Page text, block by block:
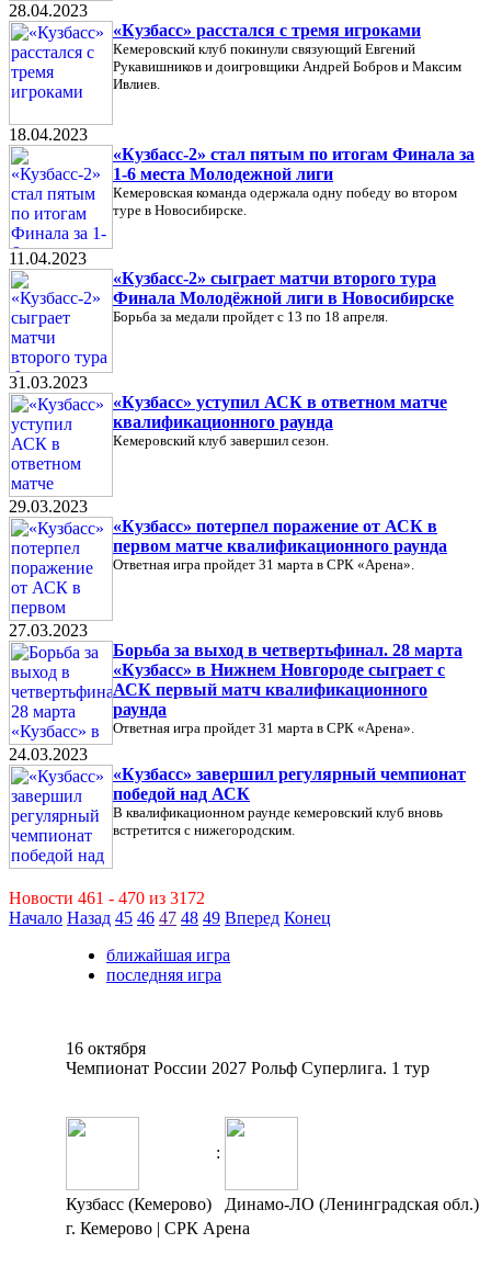
28.04.2023
«Кузбасс» расстался с тремя игроками
Кемеровский клуб покинули связующий Евгений
Рукавишников и доигровщики Андрей Бобров и Максим
Ивлиев.
18.04.2023
«Кузбасс-2» стал пятым по итогам Финала за
1-6 места Молодежной лиги
Кемеровская команда одержала одну победу во втором
туре в Новосибирске.
11.04.2023
«Кузбасс-2» сыграет матчи второго тура
Финала Молодёжной лиги в Новосибирске
Борьба за медали пройдет с 13 по 18 апреля.
31.03.2023
«Кузбасс» уступил АСК в ответном матче
квалификационного раунда
Кемеровский клуб завершил сезон.
29.03.2023
«Кузбасс» потерпел поражение от АСК в
первом матче квалификационного раунда
Ответная игра пройдет 31 марта в СРК «Арена».
27.03.2023
Борьба за выход в четвертьфинал. 28 марта
«Кузбасс» в Нижнем Новгороде сыграет с
АСК первый матч квалификационного
раунда
Ответная игра пройдет 31 марта в СРК «Арена».
24.03.2023
«Кузбасс» завершил регулярный чемпионат
победой над АСК
В квалификационном раунде кемеровский клуб вновь
встретится с нижегородским.
Новости 461 - 470 из 3172
Начало Назад 45 46 47 48 49 Вперед Конец
ближайшая игра
последняя игра
16 октября
Чемпионат России 2027 Рольф Суперлига. 1 тур
:
Кузбасс (Кемерово)
Динамо-ЛО (Ленинградская обл.)
г. Кемерово | СРК Арена